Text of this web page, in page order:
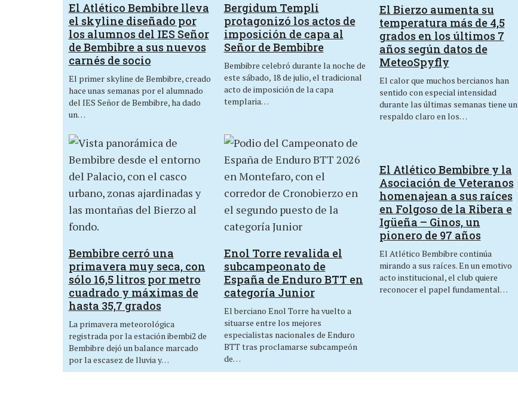
El Atlético Bembibre lleva
el skyline diseñado por
los alumnos del IES Señor
de Bembibre a sus nuevos
carnés de socio
El primer skyline de Bembibre, creado
hace unas semanas por el alumnado
del IES Señor de Bembibre, ha dado
un…
Bergidum Templi
protagonizó los actos de
imposición de capa al
Señor de Bembibre
Bembibre celebró durante la noche de
este sábado, 18 de julio, el tradicional
acto de imposición de la capa
templaria…
El Bierzo aumenta su
temperatura más de 4,5
grados en los últimos 7
años según datos de
MeteoSpyfly
El calor que muchos bercianos han
sentido con especial intensidad
durante las últimas semanas tiene un
respaldo claro en los…
Bembibre cerró una
primavera muy seca, con
sólo 16,5 litros por metro
cuadrado y máximas de
hasta 35,7 grados
La primavera meteorológica
registrada por la estación ibembi2 de
Bembibre dejó un balance marcado
por la escasez de lluvia y…
Enol Torre revalida el
subcampeonato de
España de Enduro BTT en
categoría Junior
El berciano Enol Torre ha vuelto a
situarse entre los mejores
especialistas nacionales de Enduro
BTT tras proclamarse subcampeón
de…
El Atlético Bembibre y la
Asociación de Veteranos
homenajean a sus raíces
en Folgoso de la Ribera e
Igüeña – Ginos, un
pionero de 97 años
El Atlético Bembibre continúa
mirando a sus raíces. En un emotivo
acto institucional, el club quiere
reconocer el papel fundamental…